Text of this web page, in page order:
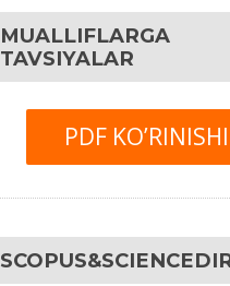
MUALLIFLARGA
TAVSIYALAR
PDF KO’RINISHI